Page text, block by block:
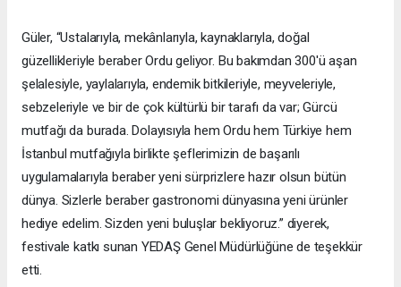
Güler, “Ustalarıyla, mekânlarıyla, kaynaklarıyla, doğal
güzellikleriyle beraber Ordu geliyor. Bu bakımdan 300'ü aşan
şelalesiyle, yaylalarıyla, endemik bitkileriyle, meyveleriyle,
sebzeleriyle ve bir de çok kültürlü bir tarafı da var; Gürcü
mutfağı da burada. Dolayısıyla hem Ordu hem Türkiye hem
İstanbul mutfağıyla birlikte şeflerimizin de başarılı
uygulamalarıyla beraber yeni sürprizlere hazır olsun bütün
dünya. Sizlerle beraber gastronomi dünyasına yeni ürünler
hediye edelim. Sizden yeni buluşlar bekliyoruz.” diyerek,
festivale katkı sunan YEDAŞ Genel Müdürlüğüne de teşekkür
etti.